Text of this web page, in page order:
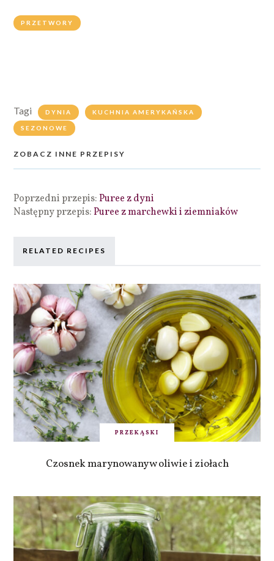
PRZETWORY
Tagi DYNIA KUCHNIA AMERYKAŃSKA
SEZONOWE
ZOBACZ INNE PRZEPISY
Poprzedni przepis:Puree z dyni
Następny przepis:Puree z marchewki i ziemniaków
RELATED RECIPES
PRZEKĄSKI
Czosnek marynowany w oliwie i ziołach